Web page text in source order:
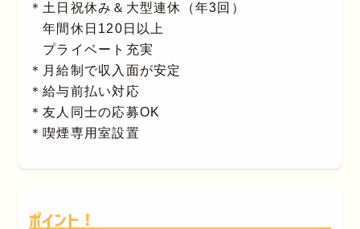
＊土日祝休み＆大型連休（年3回）
年間休日120日以上
プライベート充実
＊月給制で収入面が安定
＊給与前払い対応
＊友人同士の応募OK
＊喫煙専用室設置
ポイント！